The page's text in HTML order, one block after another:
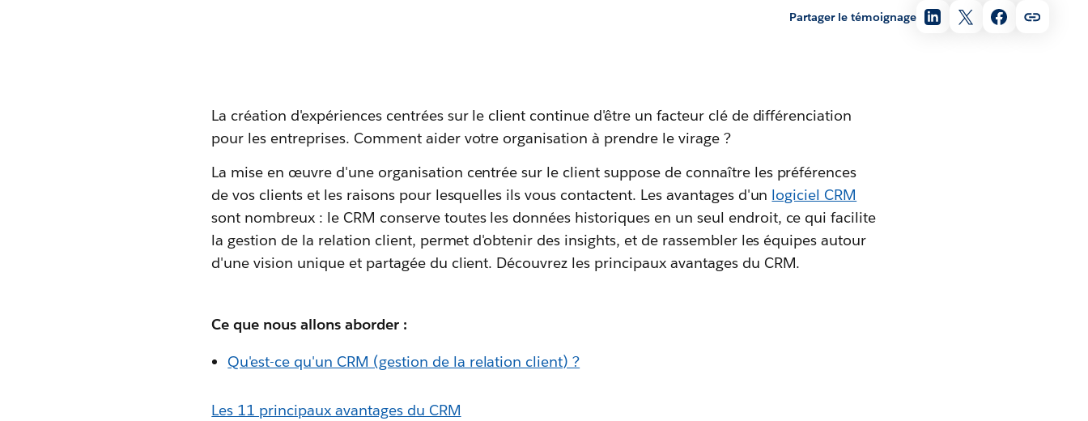
Partager le témoignage
La création d'expériences centrées sur le client continue d'être un facteur clé de différenciation
pour les entreprises. Comment aider votre organisation à prendre le virage ?
La mise en œuvre d'une organisation centrée sur le client suppose de connaître les préférences
de vos clients et les raisons pour lesquelles ils vous contactent. Les avantages d'un logiciel CRM
sont nombreux : le CRM conserve toutes les données historiques en un seul endroit, ce qui facilite
la gestion de la relation client, permet d'obtenir des insights, et de rassembler les équipes autour
d'une vision unique et partagée du client. Découvrez les principaux avantages du CRM.
Ce que nous allons aborder :
Qu'est-ce qu'un CRM (gestion de la relation client) ?
Les 11 principaux avantages du CRM